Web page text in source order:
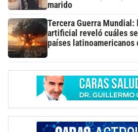
marido
Tercera Guerra
artificial reveló cuáles
países latinoamericanos